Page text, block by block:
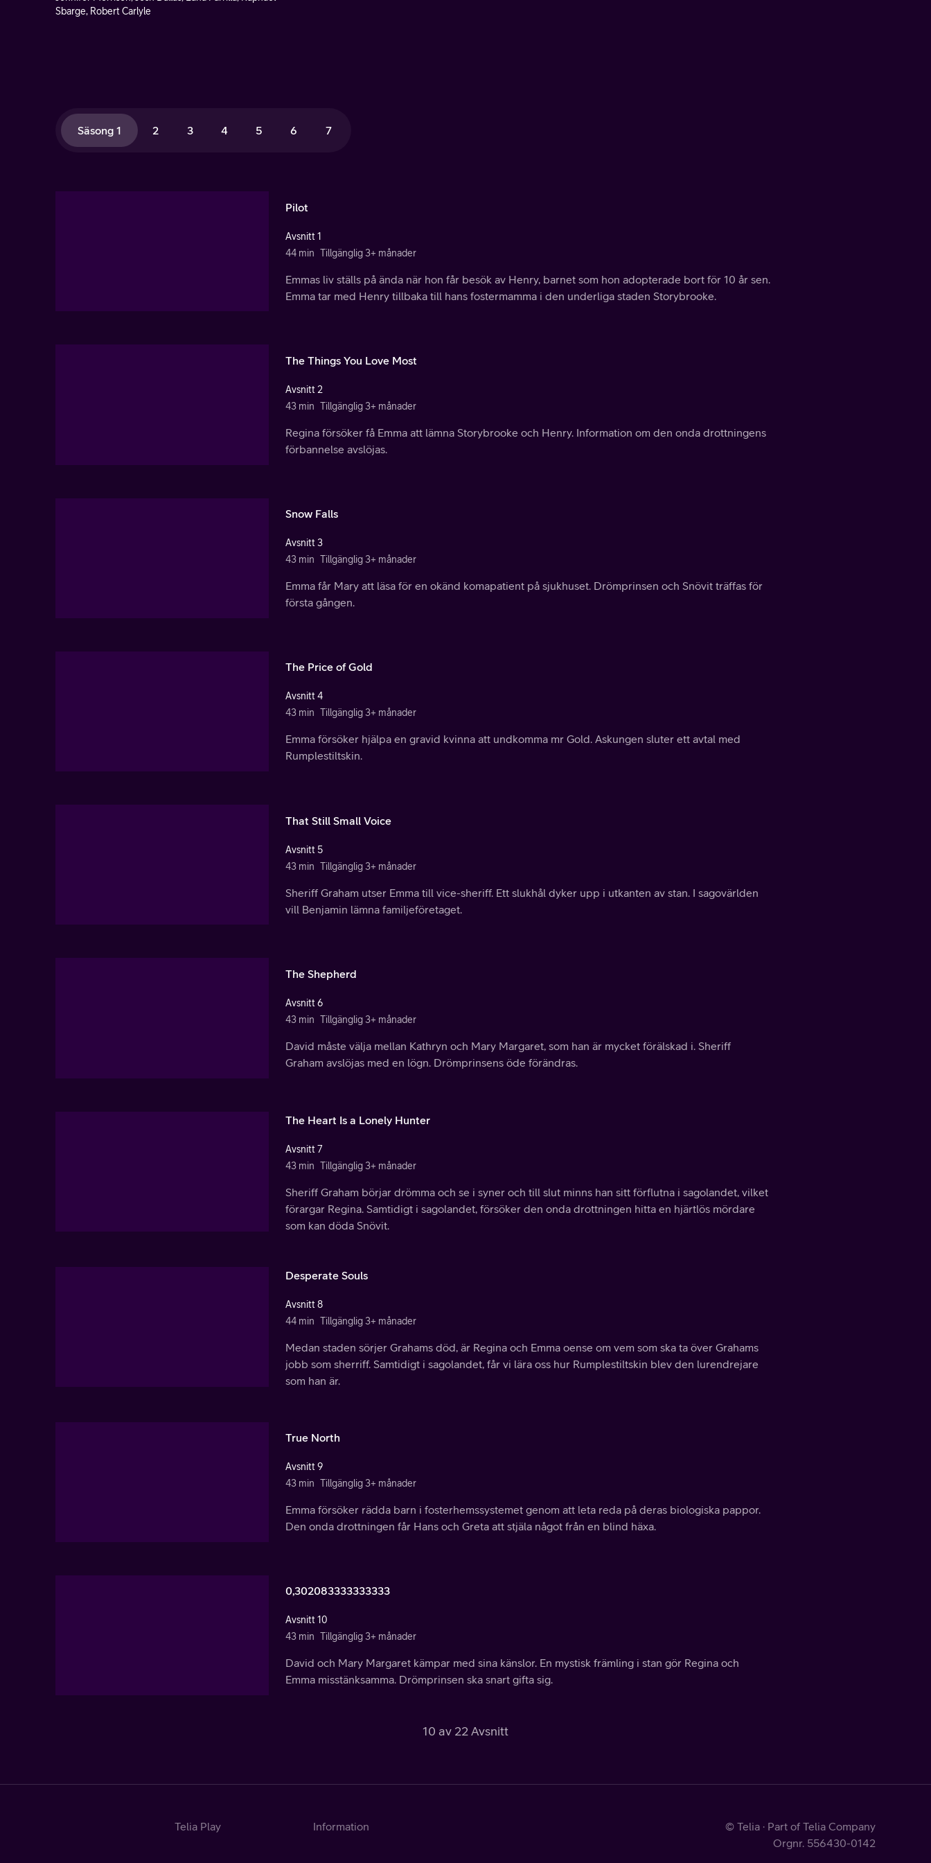
Sbarge, Robert Carlyle
Säsong 1 2 3 4 5 6 7
Pilot
Avsnitt 1
44 min Tillgänglig 3+ månader
Emmas liv ställs på ända när hon får besök av Henry, barnet som hon adopterade bort för 10 år sen.
Emma tar med Henry tillbaka till hans fostermamma i den underliga staden Storybrooke.
The Things You Love Most
Avsnitt 2
43 min Tillgänglig 3+ månader
Regina försöker få Emma att lämna Storybrooke och Henry. Information om den onda drottningens
förbannelse avslöjas.
Snow Falls
Avsnitt 3
43 min Tillgänglig 3+ månader
Emma får Mary att läsa för en okänd komapatient på sjukhuset. Drömprinsen och Snövit träffas för
första gången.
The Price of Gold
Avsnitt 4
43 min Tillgänglig 3+ månader
Emma försöker hjälpa en gravid kvinna att undkomma mr Gold. Askungen sluter ett avtal med
Rumplestiltskin.
That Still Small Voice
Avsnitt 5
43 min Tillgänglig 3+ månader
Sheriff Graham utser Emma till vice-sheriff. Ett slukhål dyker upp i utkanten av stan. I sagovärlden
vill Benjamin lämna familjeföretaget.
The Shepherd
Avsnitt 6
43 min Tillgänglig 3+ månader
David måste välja mellan Kathryn och Mary Margaret, som han är mycket förälskad i. Sheriff
Graham avslöjas med en lögn. Drömprinsens öde förändras.
The Heart Is a Lonely Hunter
Avsnitt 7
43 min Tillgänglig 3+ månader
Sheriff Graham börjar drömma och se i syner och till slut minns han sitt förflutna i sagolandet, vilket
förargar Regina. Samtidigt i sagolandet, försöker den onda drottningen hitta en hjärtlös mördare
som kan döda Snövit.
Desperate Souls
Avsnitt 8
44 min Tillgänglig 3+ månader
Medan staden sörjer Grahams död, är Regina och Emma oense om vem som ska ta över Grahams
jobb som sherriff. Samtidigt i sagolandet, får vi lära oss hur Rumplestiltskin blev den lurendrejare
som han är.
True North
Avsnitt 9
43 min Tillgänglig 3+ månader
Emma försöker rädda barn i fosterhemssystemet genom att leta reda på deras biologiska pappor.
Den onda drottningen får Hans och Greta att stjäla något från en blind häxa.
0,302083333333333
Avsnitt 10
43 min Tillgänglig 3+ månader
David och Mary Margaret kämpar med sina känslor. En mystisk främling i stan gör Regina och
Emma misstänksamma. Drömprinsen ska snart gifta sig.
10 av 22 Avsnitt
Telia Play
Information
© Telia · Part of Telia Company
Orgnr. 556430-0142